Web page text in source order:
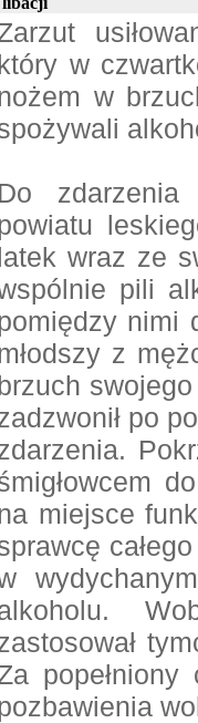
w
w
Do
wraz ze
pili
nimi
z
po
miejsce